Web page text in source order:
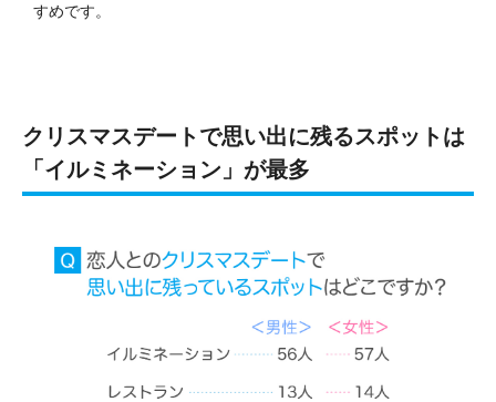
すめです。
クリスマスデートで思い出に残るスポットは
「イルミネーション」が最多